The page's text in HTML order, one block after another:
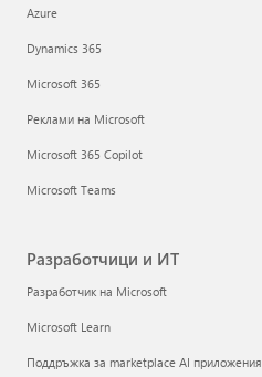
Azure
Dynamics 365
Microsoft 365
Реклами на Microsoft
Microsoft 365 Copilot
Microsoft Teams
Разработчици и ИТ
Разработчик на Microsoft
Microsoft Learn
Поддръжка за marketplace AI приложения